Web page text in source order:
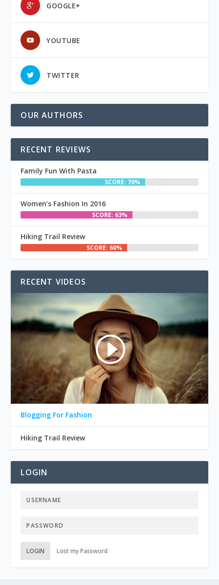
GOOGLE+
YOUTUBE
TWITTER
OUR AUTHORS
RECENT REVIEWS
Family Fun With Pasta
SCORE: 70%
Women’s Fashion In 2016
SCORE: 63%
Hiking Trail Review
SCORE: 60%
RECENT VIDEOS
Blogging For Fashion
Hiking Trail Review
LOGIN
LOGIN Lost my Password